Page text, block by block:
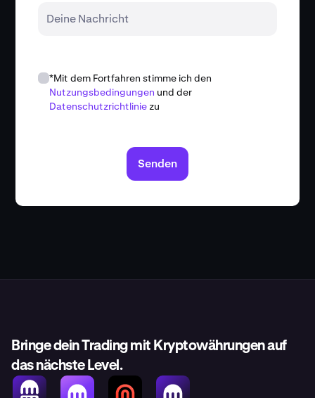
Deine Nachricht
*Mit dem Fortfahren stimme ich den
Nutzungsbedingungen und der
Datenschutzrichtlinie zu
Senden
Bringe dein Trading mit Kryptowährungen auf
das nächste Level.